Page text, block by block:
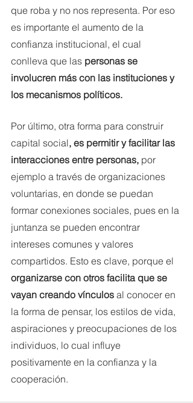
que roba y no nos representa. Por eso
es importante el aumento de la
confianza institucional, el cual
conlleva que las personas se
involucren más con las instituciones y
los mecanismos políticos.
Por último, otra forma para construir
capital social, es permitir y facilitar las
interacciones entre personas, por
ejemplo a través de organizaciones
voluntarias, en donde se puedan
formar conexiones sociales, pues en la
juntanza se pueden encontrar
intereses comunes y valores
compartidos. Esto es clave, porque el
organizarse con otros facilita que se
vayan creando vínculos al conocer en
la forma de pensar, los estilos de vida,
aspiraciones y preocupaciones de los
individuos, lo cual influye
positivamente en la confianza y la
cooperación.